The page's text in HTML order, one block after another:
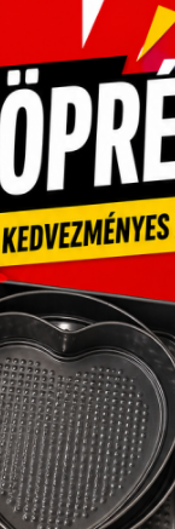
gyertya- fehér
Ft